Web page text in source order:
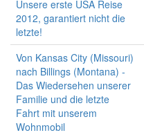
Unsere erste USA Reise
2012, garantiert nicht die
letzte!
Von Kansas City (Missouri)
nach Billings (Montana) -
Das Wiedersehen unserer
Familie und die letzte
Fahrt mit unserem
Wohnmobil